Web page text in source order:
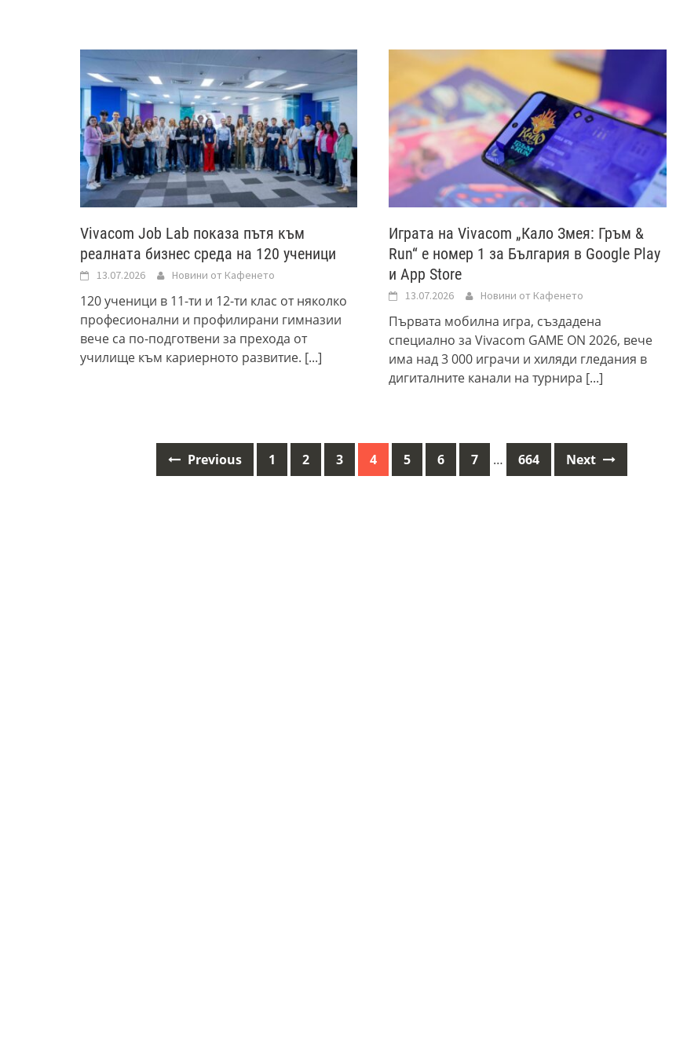
Vivacom Job Lab показа пътя към
реалната бизнес среда на 120 ученици
13.07.2026 Новини от Кафенето
120 ученици в 11-ти и 12-ти клас от няколко
професионални и профилирани гимназии
вече са по-подготвени за прехода от
училище към кариерното развитие. [...]
Играта на Vivacom „Кало Змея: Гръм &
Run“ e номер 1 за България в Google Play
и App Store
13.07.2026 Новини от Кафенето
Първата мобилна игра, създадена
специално за Vivacom GAME ON 2026, вече
има над 3 000 играчи и хиляди гледания в
дигиталните канали на турнира [...]
Previous 1 2 3 4 5 6 7 … 664 Next